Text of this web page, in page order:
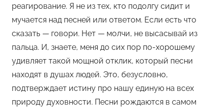
реагирование. Я не из тех, кто подолгу сидит и
мучается над песней или ответом. Если есть что
сказать — говори. Нет — молчи, не высасывай из
пальца. И, знаете, меня до сих пор по-хорошему
удивляет такой мощной отклик, который песни
находят в душах людей. Это, безусловно,
подтверждает истину про нашу единую на всех
природу духовности. Песни рождаются в самом